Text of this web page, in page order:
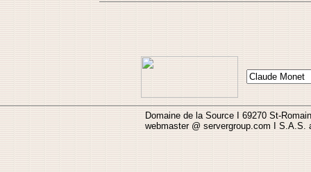
Domaine de la Source I 69270 St-
webmaster @ servergroup.com I S.A.S.